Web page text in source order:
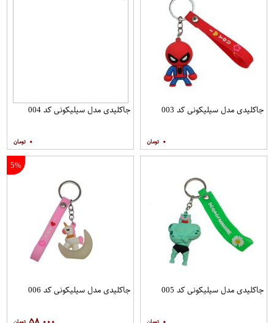
جاکلیدی مدل سیلیکونی کد 003
۰
جاکلیدی مدل سیلیکونی کد 004
۰
جاکلیدی مدل سیلیکونی کد 005
5%
جاکلیدی مدل سیلیکونی کد 006